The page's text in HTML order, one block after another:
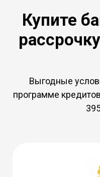
Купите
Выгодные
программе